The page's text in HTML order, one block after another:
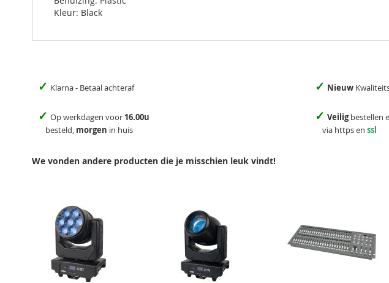
Kleur: Black
✓ Klarna - Betaal achteraf ✓ Nieuw
✓ Op werkdagen voor 16.00u
besteld, morgen in huis
✓ Veiligbestellen
via https en ssl
We vonden andere producten die je misschien leuk vindt!